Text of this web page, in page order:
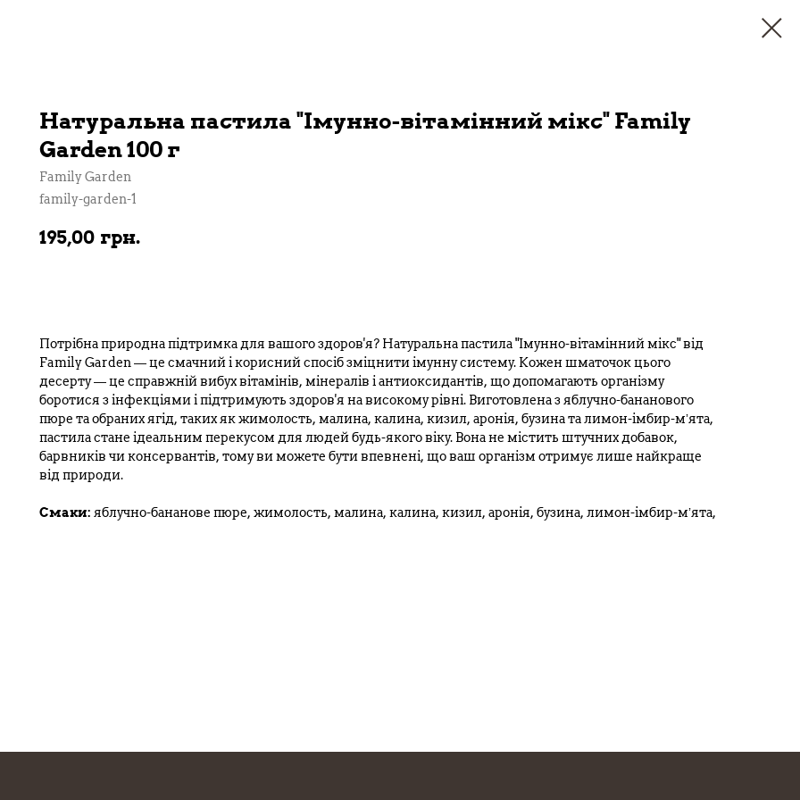
Натуральна пастила "Імунно-вітамінний мікс" Family
Garden 100 г
Family Garden
family-garden-1
195,00 грн.
Потрібна природна підтримка для вашого здоров'я? Натуральна пастила "Імунно-вітамінний мікс" від
Family Garden — це смачний і корисний спосіб зміцнити імунну систему. Кожен шматочок цього
десерту — це справжній вибух вітамінів, мінералів і антиоксидантів, що допомагають організму
боротися з інфекціями і підтримують здоров'я на високому рівні. Виготовлена з яблучно-бананового
пюре та обраних ягід, таких як жимолость, малина, калина, кизил, аронія, бузина та лимон-імбир-мʼята,
пастила стане ідеальним перекусом для людей будь-якого віку. Вона не містить штучних добавок,
барвників чи консервантів, тому ви можете бути впевнені, що ваш організм отримує лише найкраще
від природи.
Смаки: яблучно-бананове пюре, жимолость, малина, калина, кизил, аронія, бузина, лимон-імбир-мʼята,